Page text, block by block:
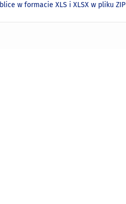
w formacie XLS i XLSX w pliku ZIP